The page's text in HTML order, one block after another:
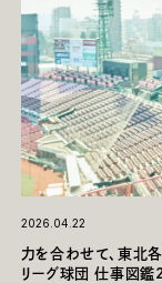
2026.04.22
力を合わせて、東北
リーグ球団 仕事図